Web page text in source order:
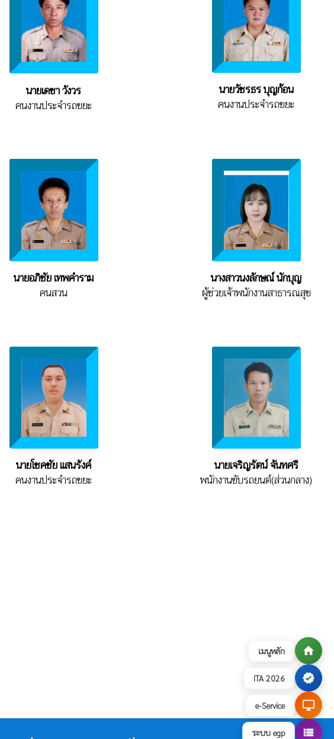
เมนูหลัก home
ITA 2026 verified
e-Service desktop_windows
ระบบ egp view_list
นายเดชา วังวร
คนงานประจำรถขยะ
นายวัชรธร บุญก้อน
คนงานประจำรถขยะ
นายอภิชัย เทพคำราม
คนสวน
นางสาวนงลักษณ์ นักบุญ
ผู้ช่วยเจ้าพนักงานสาธารณสุข
นายโชคชัย แสนรังค์
คนงานประจำรถขยะ
นายเจริญรัตน์ จันทศรี
พนักงานขับรถยนต์(ส่วนกลาง)